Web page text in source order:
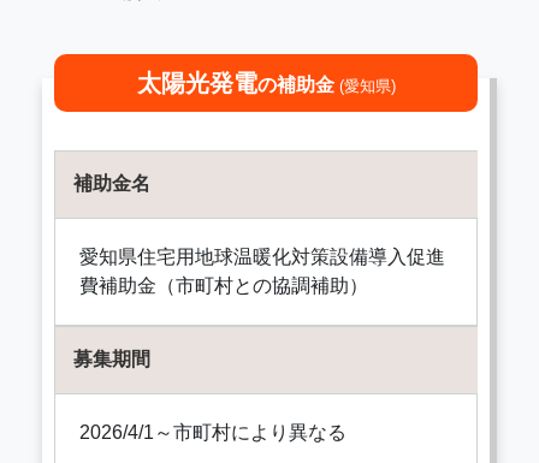
太陽光発電の補助金 (愛知県)
補助金名
愛知県住宅用地球温暖化対策設備導入促進
費補助金（市町村との協調補助）
募集期間
2026/4/1～市町村により異なる